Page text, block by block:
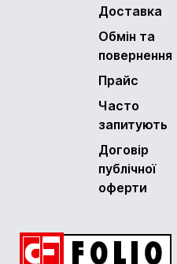
Доставка
Обмін та
повернення
Прайс
Часто
запитують
Договір
публічної
оферти